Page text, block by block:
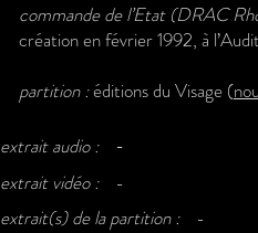
commande de l’Etat (DRAC
création en février 1992, à
partition :éditions du Visage (
extrait audio :
-
extrait vidéo :
-
extrait(s) de la partition :
-